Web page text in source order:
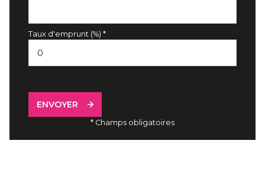
Taux d'emprunt (%) *
ENVOYER
* Champs obligatoires